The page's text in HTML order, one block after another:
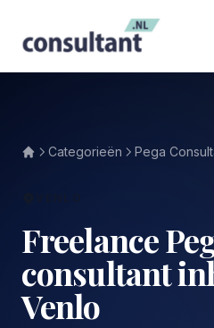
Categorieën Pega
Freelance
consultant
Venlo